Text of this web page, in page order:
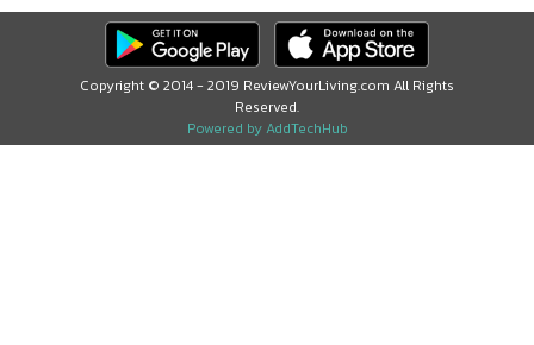
Reserved.
Powered by AddTechHub